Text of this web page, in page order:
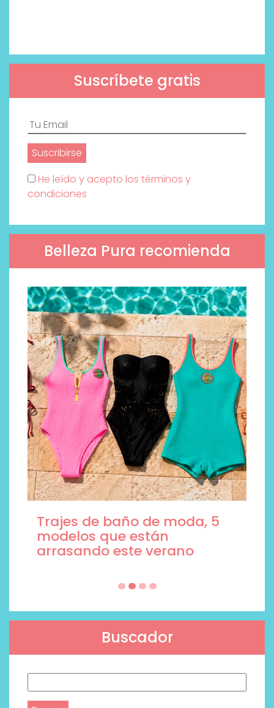
Suscríbete gratis
He leído y acepto los términos y
condiciones
Belleza Pura recomienda
Trajes de baño de moda, 5
modelos que están
arrasando este verano
Buscador